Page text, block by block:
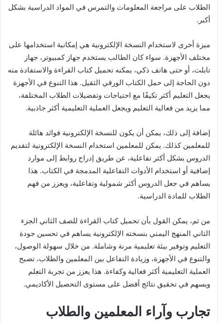
الطلاب على مراجعة المعلومات والتمرس في المواد الدراسية بشكل
أكبر.
ميزة أخرى لاستخدام النسخة الإلكترونية هي إمكانية استخدامها على
مختلف الأجهزة. سواء كان الطالب يستخدم جهاز كمبيوتر، جهاز
تابلت، أو حتى هاتف ذكي، يمكنه تحميل كتاب القراءة والاستفادة منه
دون الحاجة إلى حمل الكتاب الورقي الثقيل. هذا التنوع في الأجهزة
يجعل التعليم أكثر تكيفًا مع احتياجات وتفضيلات الطلاب المختلفة،
مما يزيد من فعالية التعليم ويجعل العملية التعليمية أكثر جاذبية.
إضافة إلى ذلك، يمكن أن يكون للنسخة الإلكترونية فوائد هائلة
للمعلمين كذلك. يمكن للمعلمين استخدام النسخة الإلكترونية لتقديم
الدروس بشكل أكثر تفاعلية، عن طريق إدراج روابط إلى موارد
إضافية أو استخدام الأدوات التفاعلية المدمجة في الكتاب. هذا
يساهم في جعل الدروس أكثر شمولية وتفاعلية، ويعزز من فهم
الطلاب للمادة الدراسية.
من ثم، يمكن القول بأن تحميل كتاب القراءة للصف الثاني الجزء
الثاني المنهج اليمني بنسخته الإلكترونية يساهم في تحسين جودة
التعليم وتوفير بيئة تعليمية مرنة وشاملة. من خلال سهولة الوصول،
والتنوع في الأجهزة، وزيادة التفاعل بين المعلمين والطلاب، تصبح
العملية التعليمية أكثر فعالية وكفاءة. هذا يعزز من تجربة التعلم
ويسهم في تحقيق نتائج أفضل على مستوى التحصيل الأكاديمي.
تجارب وآراء المعلمين والطلاب